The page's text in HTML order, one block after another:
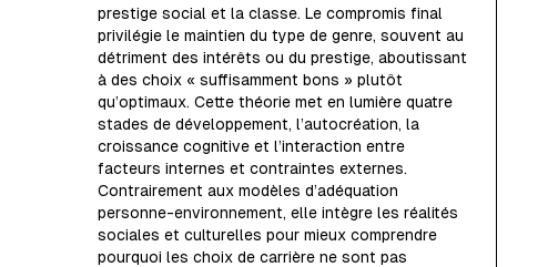
prestige social et la classe. Le compromis final
privilégie le maintien du type de genre, souvent au
détriment des intérêts ou du prestige, aboutissant
à des choix « suffisamment bons » plutôt
qu’optimaux. Cette théorie met en lumière quatre
stades de développement, l’autocréation, la
croissance cognitive et l’interaction entre
facteurs internes et contraintes externes.
Contrairement aux modèles d’adéquation
personne-environnement, elle intègre les réalités
sociales et culturelles pour mieux comprendre
pourquoi les choix de carrière ne sont pas